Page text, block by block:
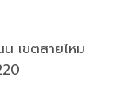
เขตสายไหม